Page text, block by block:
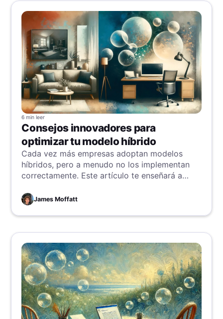
6 min leer
Consejos innovadores para
optimizar tu modelo híbrido
Cada vez más empresas adoptan modelos
híbridos, pero a menudo no los implementan
correctamente. Este artículo te enseñará a
consejos clave para optimizar tu modelo
híbrido y triunfar desde cualquier lugar.
James Moffatt